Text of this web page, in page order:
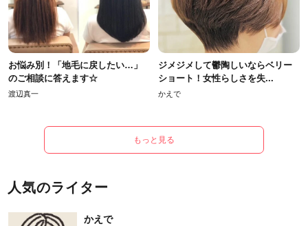
お悩み別！「地毛に戻したい…」
のご相談に答えます☆
渡辺真一
ジメジメして鬱陶しいならベリー
ショート！女性らしさを失...
かえで
もっと見る
人気のライター
かえで